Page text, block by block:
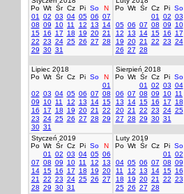
Po Wt Śr Cz Pi So
N
01
02 03 04 05 06 07
08 09 10 11 12 13
14
15 16 17 18 19 20 21
22 23 24 25 26 27 28
29 30 31
Po Wt Śr Cz Pi So
01
02 03
05 06 07 08 09 10
12
13 14 15 16 17
19 20 21 22 23 24
26 27 28
Lipiec 2018
Po Wt Śr Cz Pi So
N
01
02 03 04 05 06 07 08
09
10 11 12 13 14 15
16
17 18 19 20 21
22
23 24 25 26 27 28 29
30 31
Sierpień 2018
Po Wt Śr Cz Pi So
01
02 03 04
06 07 08 09 10 11
13
14 15 16 17 18
20 21 22 23 24 25
27 28 29 30 31
Styczeń 2019
Po Wt Śr Cz Pi So
N
01
02 03 04 05 06
07 08 09 10 11 12
13
14 15 16 17 18 19 20
21
22 23 24 25 26 27
28 29 30 31
Luty 2019
Po Wt Śr Cz Pi So
01
02
04 05 06 07 08 09
11
12 13 14 15 16
18
19 20 21 22 23
25 26 27 28